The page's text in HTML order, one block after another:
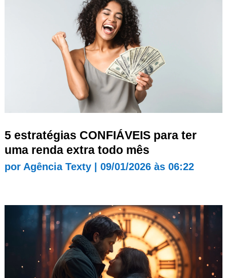
5 estratégias CONFIÁVEIS para ter
uma renda extra todo mês
por Agência Texty| 09/01/2026 às 06:22